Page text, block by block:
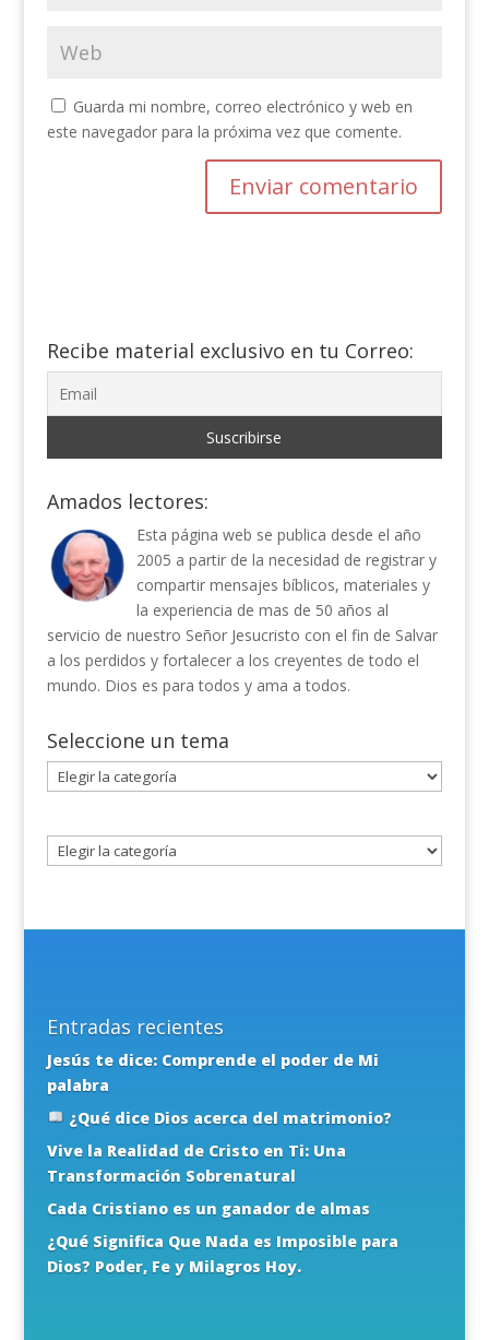
Guarda mi nombre, correo electrónico y web en
este navegador para la próxima vez que comente.
Recibe material exclusivo en tu Correo:
Amados lectores:
Esta página web se publica desde el año
2005 a partir de la necesidad de registrar y
compartir mensajes bíblicos, materiales y
la experiencia de mas de 50 años al
servicio de nuestro Señor Jesucristo con el fin de Salvar
a los perdidos y fortalecer a los creyentes de todo el
mundo. Dios es para todos y ama a todos.
Seleccione un tema
Seleccione
un
Entradas recientes
Jesús te dice: Comprende el poder de Mi
palabra
¿Qué dice Dios acerca del matrimonio?
Vive la Realidad de Cristo en Ti: Una
Transformación Sobrenatural
Cada Cristiano es un ganador de almas
¿Qué Significa Que Nada es Imposible para
Dios? Poder, Fe y Milagros Hoy.